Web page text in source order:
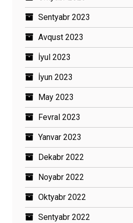
Sentyabr 2023
Avqust 2023
İyul 2023
İyun 2023
May 2023
Fevral 2023
Yanvar 2023
Dekabr 2022
Noyabr 2022
Oktyabr 2022
Sentyabr 2022